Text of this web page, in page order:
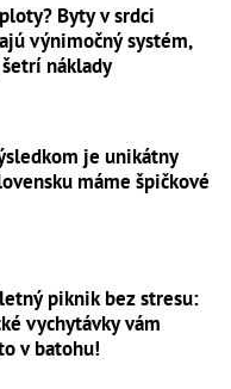
Byty v srdci
výnimočný systém,
náklady
je unikátny
máme špičkové
piknik bez stresu:
vychytávky vám
v batohu!